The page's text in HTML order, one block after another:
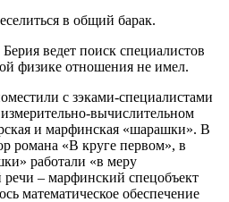
в общий барак.
ведет поиск специалистов
физике отношения не имел.
с зэками-специалистами
вычислительном
и марфинская «шарашки». В
романа «В круге первом», в
работали «в меру
– марфинский спецобъект
математическое обеспечение